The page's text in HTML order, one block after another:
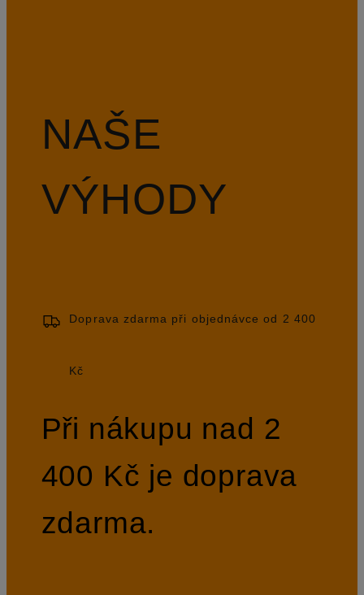
NAŠE
VÝHODY
Doprava zdarma při objednávce od 2 400
Kč
Při nákupu nad 2
400 Kč je doprava
zdarma.